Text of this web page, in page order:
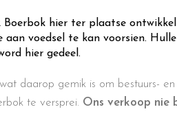
Boerbok hier ter plaatse
voedsel te kan voorsien.
hier gedeel.
daarop gemik is om bestuurs-
te versprei. Ons verkoop nie